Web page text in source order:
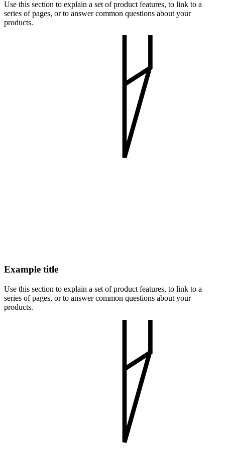
Use this section to explain a set of product features, to link to a
series of pages, or to answer common questions about your
products.
Example title
Use this section to explain a set of product features, to link to a
series of pages, or to answer common questions about your
products.